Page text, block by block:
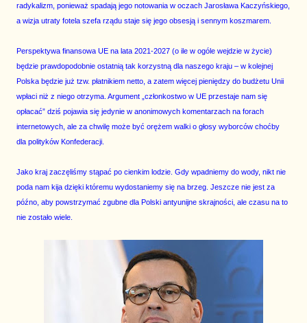
radykalizm, ponieważ spadają jego notowania w oczach Jarosława Kaczyńskiego,
a wizja utraty fotela szefa rządu staje się jego obsesją i sennym koszmarem.
Perspektywa finansowa UE na lata 2021-2027 (o ile w ogóle wejdzie w życie)
będzie prawdopodobnie ostatnią tak korzystną dla naszego kraju – w kolejnej
Polska będzie już tzw. płatnikiem netto, a zatem więcej pieniędzy do budżetu Unii
wpłaci niż z niego otrzyma. Argument „członkostwo w UE przestaje nam się
opłacać” dziś pojawia się jedynie w anonimowych komentarzach na forach
internetowych, ale za chwilę może być orężem walki o głosy wyborców choćby
dla polityków Konfederacji.
Jako kraj zaczęliśmy stąpać po cienkim lodzie. Gdy wpadniemy do wody, nikt nie
poda nam kija dzięki któremu wydostaniemy się na brzeg. Jeszcze nie jest za
późno, aby powstrzymać zgubne dla Polski antyunijne skrajności, ale czasu na to
nie zostało wiele.